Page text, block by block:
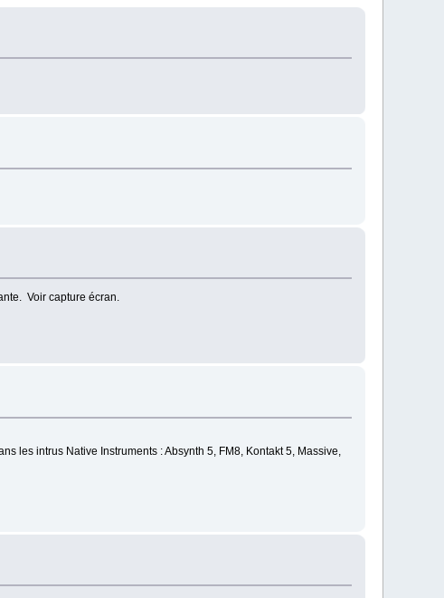
Voir capture écran.
les intrus Native Instruments : Absynth 5, FM8, Kontakt 5, Massive,